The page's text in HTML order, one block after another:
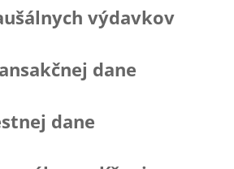
výdavkov
dane
dane